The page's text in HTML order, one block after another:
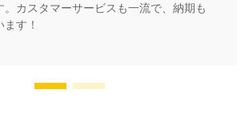
。カスタマーサービスも一流で、納期も
す！